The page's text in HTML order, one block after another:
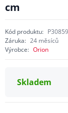
cm
Kód produktu:
Záruka: 24 měsíců
Výrobce: Orion
Skladem